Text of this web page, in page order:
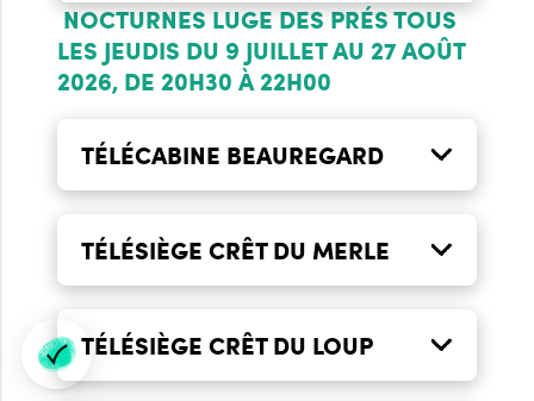
OUVERTURE LE
WEEK-END
tous les week-
au 21 septembre
13H45-17H30
EN
CONTINU
du 1er juillet
au 30 août
10H00-12H30 ET
NOCTURNES LUGE DES PRÉS TOUS
LES JEUDIS DU 9 JUILLET AU 27 AOÛT
2026, DE 20H30 À 22H00
TÉLÉCABINE BEAUREGARD
WEEK-END
tous les week-
au 21 septembre
9H30-17H30
TÉLÉSIÈGE CRÊT DU MERLE
WEEK-END
tous les week-
9H30-17H15
TÉLÉSIÈGE CRÊT DU LOUP